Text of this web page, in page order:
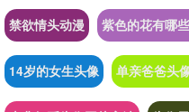
禁欲情头动漫 紫色的花有哪
14岁的女生头像 单亲爸爸头